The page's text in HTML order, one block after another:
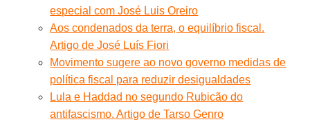
especial com José Luis Oreiro
Aos condenados da terra, o equilíbrio fiscal.
Artigo de José Luís Fiori
Movimento sugere ao novo governo medidas de
política fiscal para reduzir desigualdades
Lula e Haddad no segundo Rubicão do
antifascismo. Artigo de Tarso Genro